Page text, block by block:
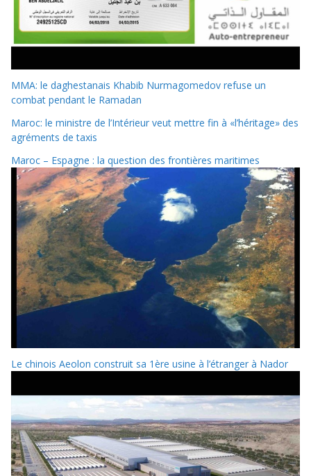
MMA: le daghestanais Khabib Nurmagomedov refuse un
combat pendant le Ramadan
Maroc: le ministre de l’Intérieur veut mettre fin à «l’héritage» des
agréments de taxis
Maroc – Espagne : la question des frontières maritimes
Le chinois Aeolon construit sa 1ère usine à l’étranger à Nador